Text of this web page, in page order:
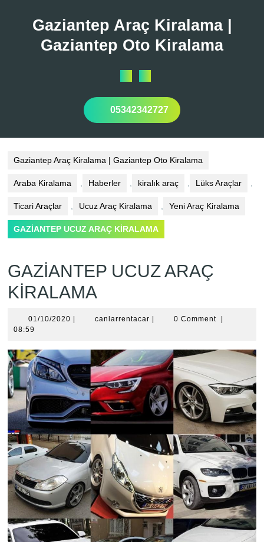
Gaziantep Araç Kiralama |
Gaziantep Oto Kiralama
Open
Button
05342342727
Gaziantep Araç Kiralama | Gaziantep Oto Kiralama
Araba Kiralama , Haberler , kiralık araç , Lüks Araçlar ,
Ticari Araçlar , Ucuz Araç Kiralama , Yeni Araç Kiralama
GAZİANTEP UCUZ ARAÇ KİRALAMA
GAZİANTEP UCUZ ARAÇ
KİRALAMA
01/10/2020 01/10/2020canlarrentacar canlarrentacar
0 Comment
08:59